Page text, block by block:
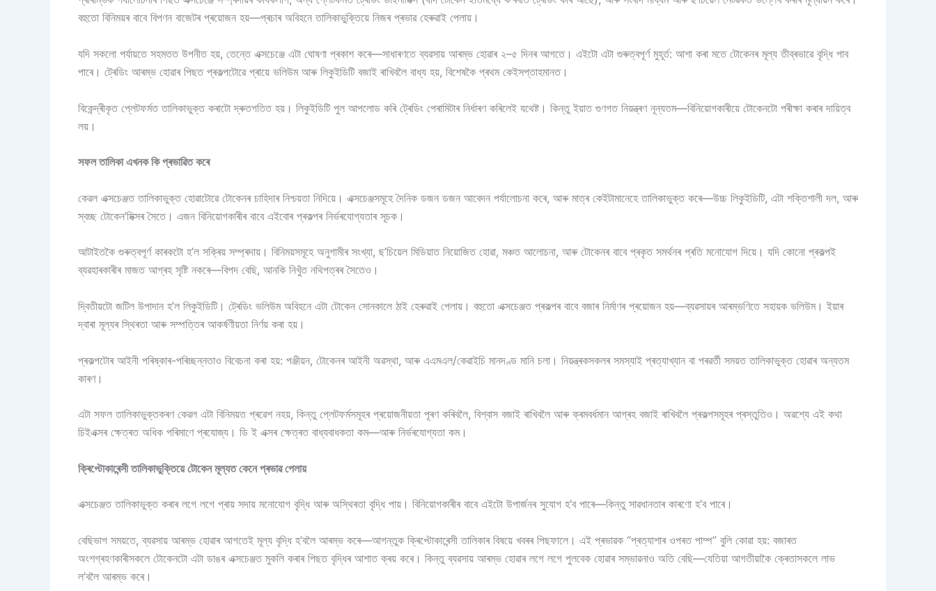
বহুতো বিনিময়ৰ বাবে বিপণন বাজেটৰ প্ৰয়োজন হয়—প্ৰচাৰ অবিহনে তালিকাভুক্তিয়ে নিজৰ প্ৰভাৱ হেৰুৱাই পেলায়।
যদি সকলো পৰ্যায়তে সহমতত উপনীত হয়, তেন্তে এক্সচেঞ্জে এটা ঘোষণা প্ৰকাশ কৰে—সাধাৰণতে ব্যৱসায় আৰম্ভ হোৱাৰ ২–৫ দিনৰ আগতে। এইটো এটা গুৰুত্বপূৰ্ণ মুহূৰ্ত: আশা কৰা মতে টোকেনৰ মূল্য তীব্ৰভাৱে বৃদ্ধি পাব
পাৰে। ট্ৰেডিং আৰম্ভ হোৱাৰ পিছত প্ৰকল্পটোৱে প্ৰায়ে ভলিউম আৰু লিকুইডিটি বজাই ৰাখিবলৈ বাধ্য হয়, বিশেষকৈ প্ৰথম কেইসপ্তাহমানত।
বিকেন্দ্ৰীকৃত প্লেটফৰ্মত তালিকাভুক্ত কৰাটো দ্ৰুতগতিত হয়। লিকুইডিটি পুল আপলোড কৰি ট্ৰেডিং পেৰামিটাৰ নিৰ্ধাৰণ কৰিলেই যথেষ্ট। কিন্তু ইয়াত গুণগত নিয়ন্ত্ৰণ নূন্যতম—বিনিয়োগকাৰীয়ে টোকেনটো পৰীক্ষা কৰাৰ দায়িত্ব
লয়।
সফল তালিকা এখনক কি প্ৰভাৱিত কৰে
কেৱল এক্সচেঞ্জত তালিকাভুক্ত হোৱাটোৱে টোকেনৰ চাহিদাৰ নিশ্চয়তা নিদিয়ে। এক্সচেঞ্জসমূহে দৈনিক ডজন ডজন আবেদন পৰ্যালোচনা কৰে, আৰু মাত্ৰ কেইটামানেহে তালিকাভুক্ত কৰে—উচ্চ লিকুইডিটি, এটা শক্তিশালী দল, আৰু
স্বচ্ছ টোকেন’মিক্সৰ সৈতে। এজন বিনিয়োগকাৰীৰ বাবে এইবোৰ প্ৰকল্পৰ নিৰ্ভৰযোগ্যতাৰ সূচক।
আটাইতকৈ গুৰুত্বপূৰ্ণ কাৰকটো হ’ল সক্ৰিয় সম্প্ৰদায়। বিনিময়সমূহে অনুগামীৰ সংখ্যা, ছ’চিয়েল মিডিয়াত নিয়োজিত হোৱা, মঞ্চত আলোচনা, আৰু টোকেনৰ বাবে প্ৰকৃত সমৰ্থনৰ প্ৰতি মনোযোগ দিয়ে। যদি কোনো প্ৰকল্পই
ব্যৱহাৰকাৰীৰ মাজত আগ্ৰহ সৃষ্টি নকৰে—বিপদ বেছি, আনকি নিখুঁত নথিপত্ৰৰ সৈতেও।
দ্বিতীয়টো জটিল উপাদান হ’ল লিকুইডিটি। ট্ৰেডিং ভলিউম অবিহনে এটা টোকেন সোনকালে ঠাই হেৰুৱাই পেলায়। বহুতো এক্সচেঞ্জত প্ৰকল্পৰ বাবে বজাৰ নিৰ্মাণৰ প্ৰয়োজন হয়—ব্যৱসায়ৰ আৰম্ভণিতে সহায়ক ভলিউম। ইয়াৰ
দ্বাৰা মূল্যৰ স্থিৰতা আৰু সম্পত্তিৰ আকৰ্ষণীয়তা নিৰ্ণয় কৰা হয়।
প্ৰকল্পটোৰ আইনী পৰিষ্কাৰ-পৰিচ্ছন্নতাও বিবেচনা কৰা হয়: পঞ্জীয়ন, টোকেনৰ আইনী অৱস্থা, আৰু এএমএল/কেৱাইচি মানদণ্ড মানি চলা। নিয়ন্ত্ৰকসকলৰ সমস্যাই প্ৰত্যাখ্যান বা পৰৱৰ্তী সময়ত তালিকাভুক্ত হোৱাৰ অন্যতম
কাৰণ।
এটা সফল তালিকাভুক্তকৰণ কেৱল এটা বিনিময়ত প্ৰৱেশ নহয়, কিন্তু প্লেটফৰ্মসমূহৰ প্ৰয়োজনীয়তা পূৰণ কৰিবলৈ, বিশ্বাস বজাই ৰাখিবলৈ আৰু ক্ৰমবৰ্ধমান আগ্ৰহ বজাই ৰাখিবলৈ প্ৰকল্পসমূহৰ প্ৰস্তুতিও। অৱশ্যে এই কথা
চিইএক্সৰ ক্ষেত্ৰত অধিক পৰিমাণে প্ৰযোজ্য। ডি ই এক্সৰ ক্ষেত্ৰত বাধ্যবাধকতা কম—আৰু নিৰ্ভৰযোগ্যতা কম।
ক্ৰিপ্টোকাৰেন্সী তালিকাভুক্তিয়ে টোকেন মূল্যত কেনে প্ৰভাৱ পেলায়
এক্সচেঞ্জত তালিকাভুক্ত কৰাৰ লগে লগে প্ৰায় সদায় মনোযোগ বৃদ্ধি আৰু অস্থিৰতা বৃদ্ধি পায়। বিনিয়োগকাৰীৰ বাবে এইটো উপাৰ্জনৰ সুযোগ হ’ব পাৰে—কিন্তু সাৱধানতাৰ কাৰণো হ’ব পাৰে।
বেছিভাগ সময়তে, ব্যৱসায় আৰম্ভ হোৱাৰ আগতেই মূল্য বৃদ্ধি হ’বলৈ আৰম্ভ কৰে—আগন্তুক ক্ৰিপ্টোকাৰেন্সী তালিকাৰ বিষয়ে খবৰৰ পিছফালে। এই প্ৰভাৱক “প্ৰত্যাশাৰ ওপৰত পাম্প” বুলি কোৱা হয়: বজাৰত
অংশগ্ৰহণকাৰীসকলে টোকেনটো এটা ডাঙৰ এক্সচেঞ্জত মুকলি কৰাৰ পিছত বৃদ্ধিৰ আশাত ক্ৰয় কৰে। কিন্তু ব্যৱসায় আৰম্ভ হোৱাৰ লগে লগে পুলবেক হোৱাৰ সম্ভাৱনাও অতি বেছি—যেতিয়া আগতীয়াকৈ ক্ৰেতাসকলে লাভ
ল’বলৈ আৰম্ভ কৰে।